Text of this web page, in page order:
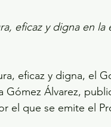
eficaz y digna en
eficaz y digna, el
Gómez Álvarez,
el que se emite el